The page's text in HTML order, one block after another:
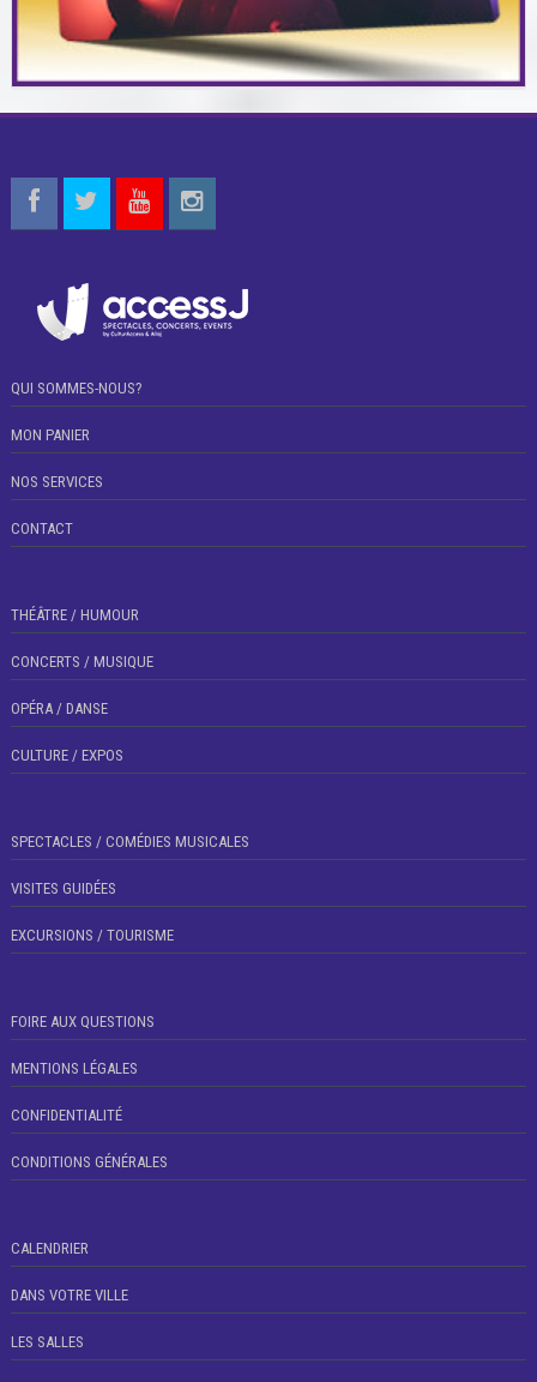
QUI SOMMES-NOUS?
MON PANIER
NOS SERVICES
CONTACT
THÉÂTRE / HUMOUR
CONCERTS / MUSIQUE
OPÉRA / DANSE
CULTURE / EXPOS
SPECTACLES / COMÉDIES MUSICALES
VISITES GUIDÉES
EXCURSIONS / TOURISME
FOIRE AUX QUESTIONS
MENTIONS LÉGALES
CONFIDENTIALITÉ
CONDITIONS GÉNÉRALES
CALENDRIER
DANS VOTRE VILLE
LES SALLES